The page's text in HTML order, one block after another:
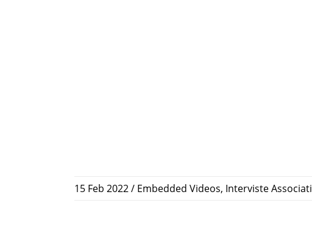
15 Feb 2022/ Embedded Videos, Interviste Associati